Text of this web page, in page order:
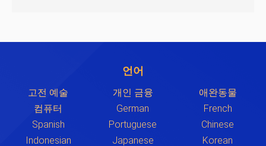
언어
고전 예술 개인 금융
애완동물
컴퓨터
German
French
Spanish
Portuguese
Chinese
Indonesian
Japanese Korean